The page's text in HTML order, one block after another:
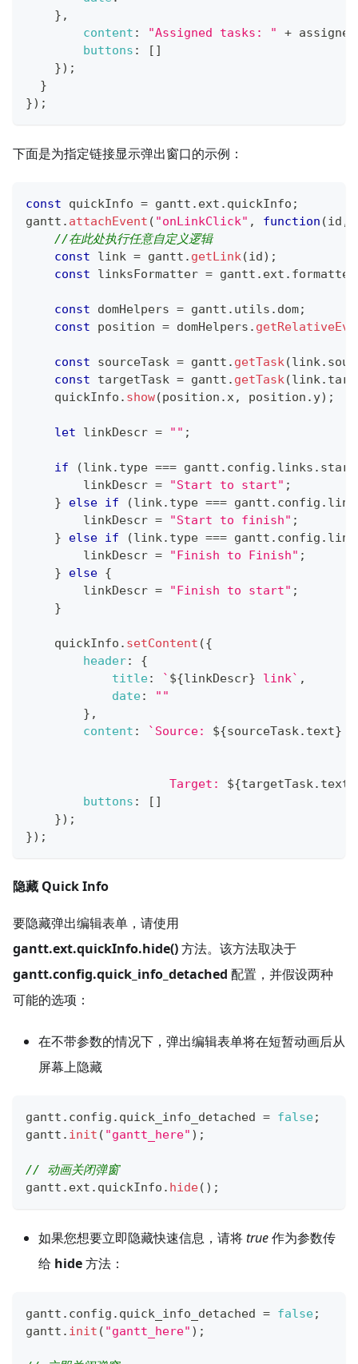
} ,
content : "Assigned tasks: " +
buttons : [ ]
}) ;
}
}) ;
下面是为指定链接显示弹出窗口的示例：
const quickInfo = gantt . ext . quickInfo ;
gantt . attachEvent ( "onLinkClick" , function (id ,
//在此处执行任意自定义逻辑
const link = gantt . getLink(id) ;
const linksFormatter = gantt . ext .
const domHelpers = gantt . utils . dom;
const position = domHelpers .
const sourceTask = gantt . getTask(link.
const targetTask = gantt . getTask(link.
    quickInfo
. show(position .x, position . y) ;
let linkDescr = "" ;
if (link. type === gantt . config . links .
        linkDescr
= "Start to start" ;
}
else if (link. type === gantt . config .
        linkDescr
= "Start to finish" ;
}
else if (link. type === gantt . config .
        linkDescr
= "Finish to Finish" ;
}
else {
        linkDescr
= "Finish to start" ;
}
    quickInfo
. setContent ({
header:
{
title: ` ${linkDescr} link` ,
date:
""
} ,
content : ` Source: ${sourceTask. text}
                    Target:
${targetTask. text
buttons : [ ]
}) ;
}) ;
隐藏 Quick Info
要隐藏弹出编辑表单，请使用
gantt.ext.quickInfo.hide()方法。该方法取决于
gantt.config.quick_info_detached 配置，并假设两种
可能的选项：
在不带参数的情况下，弹出编辑表单将在短暂动画后从
屏幕上隐藏
gantt . config . quick_info_detached = false;
gantt . init ( "gantt_here" ) ;
// 动画关闭弹窗
gantt . ext . quickInfo . hide( ) ;
如果您想要立即隐藏快速信息，请将true作为参数传
给 hide方法：
gantt . config . quick_info_detached = false;
gantt . init ( "gantt_here" ) ;